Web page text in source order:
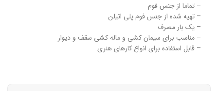
– تماما از جنس فوم
– تهیه شده از جنس فوم پلی اتیلن
– یک بار مصرف
– مناسب برای سیمان کشی و ماله کشی سقف و دیوار
– قابل استفاده برای انواع کارهای هنری